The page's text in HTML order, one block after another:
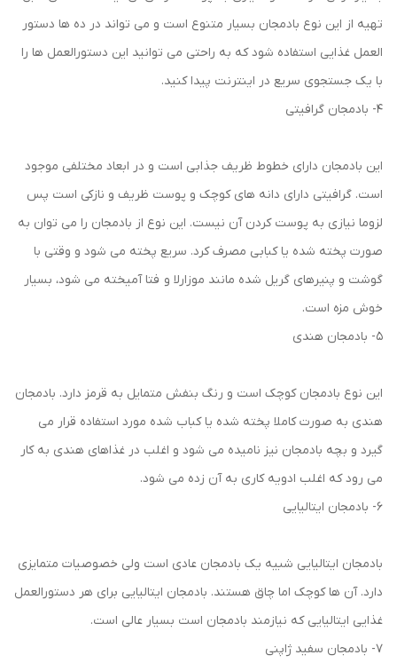
تهیه از این نوع بادمجان بسیار متنوع است و می ‌تواند در ده‌ ها دستور
العمل‌ غذایی استفاده شود که به راحتی می‌ توانید این دستورالعمل ها را
با یک جستجوی سریع در اینترنت پیدا کنید.
4- بادمجان گرافیتی
این بادمجان دارای خطوط ظریف جذابی است و در ابعاد مختلفی موجود
است. گرافیتی دارای دانه های کوچک و پوست ظریف و نازکی است پس
لزوما نیازی به پوست کردن آن نیست. این نوع از بادمجان را می توان به
صورت پخته شده یا کبابی مصرف کرد. سریع پخته می شود و وقتی با
گوشت و پنیرهای گریل شده مانند موزارلا و فتا آمیخته می شود، بسیار
خوش ‌مزه است.
5- بادمجان هندی
این نوع بادمجان کوچک است و رنگ بنفش متمایل به قرمز دارد. بادمجان
هندی به صورت کاملا پخته شده یا کباب شده مورد استفاده قرار می
گیرد و بچه بادمجان نیز نامیده می ‌شود و اغلب در غذاهای هندی به کار
می ‌رود که اغلب ادویه کاری به آن زده می شود.
6- بادمجان ایتالیایی
بادمجان ایتالیایی شبیه یک بادمجان عادی است ولی خصوصیات متمایزی
دارد. آن ها کوچک اما چاق هستند. بادمجان ایتالیایی برای هر دستورالعمل
غذایی ایتالیایی که نیازمند بادمجان است بسیار عالی است.
7- بادمجان سفید ژاپنی